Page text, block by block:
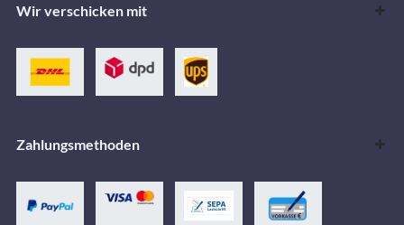
Wir verschicken mit
Zahlungsmethoden